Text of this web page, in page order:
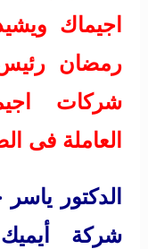
اجيماك
رمضان
شركات
العاملة فى
الدكتور
شركة